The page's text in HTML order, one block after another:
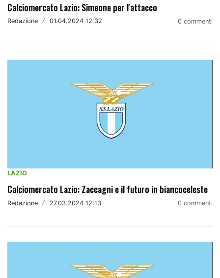
Calciomercato Lazio: Simeone per l'attacco
Redazione / 01.04.2024 12:32 0 commenti
LAZIO
Calciomercato Lazio: Zaccagni e il futuro in biancoceleste
Redazione / 27.03.2024 12:13 0 commenti